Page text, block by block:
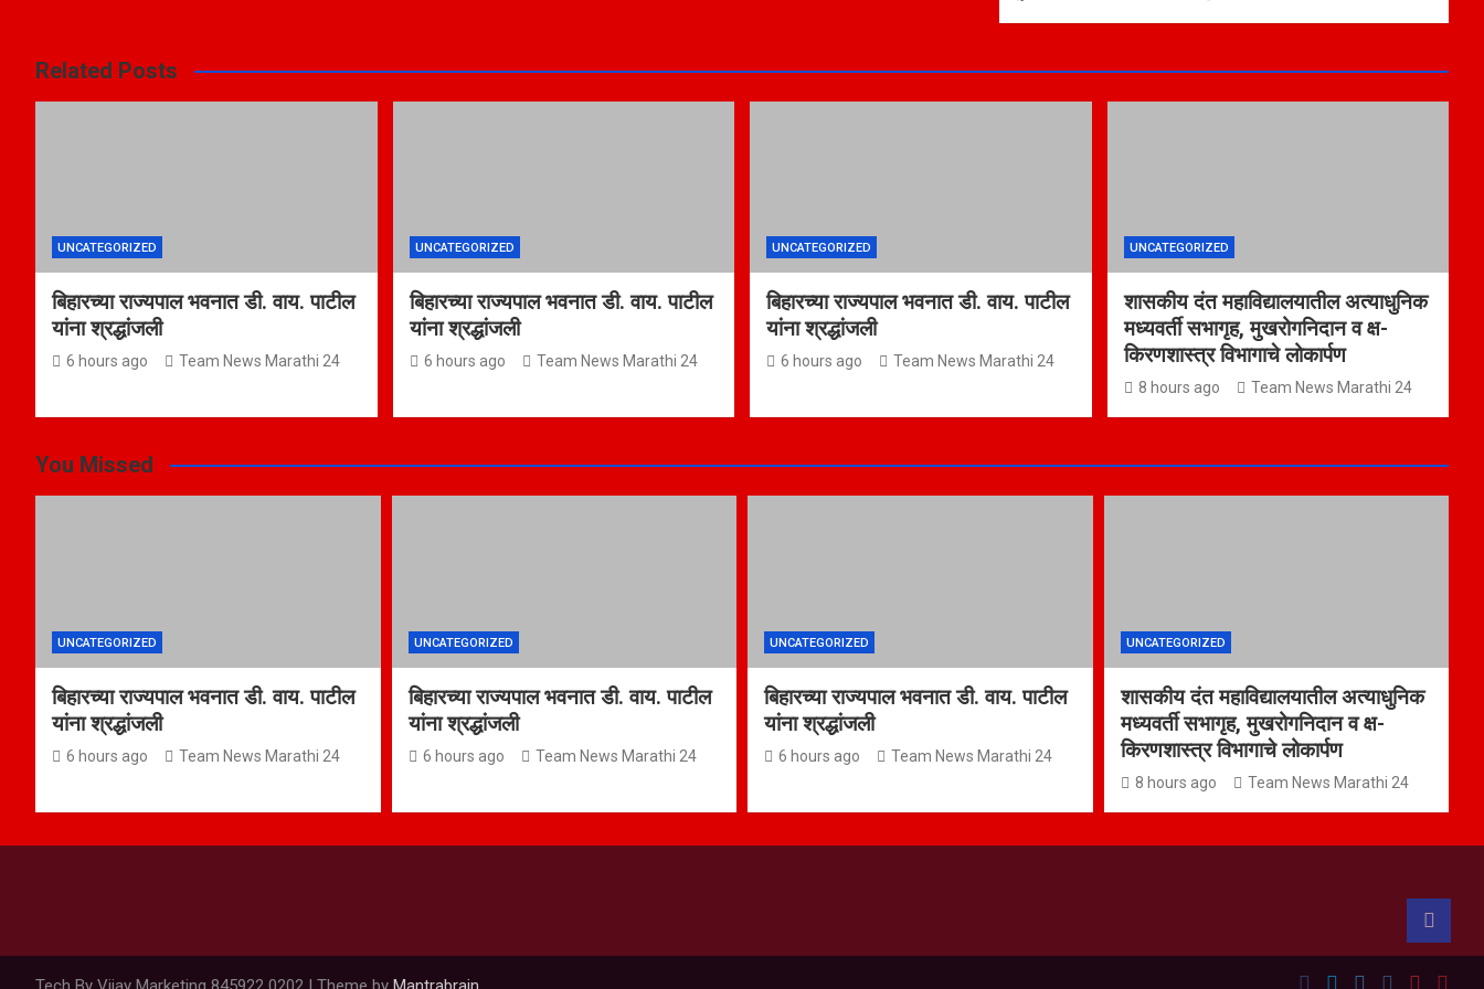
Related Posts
UNCATEGORIZED
बिहारच्या राज्यपाल भवनात डी. वाय. पाटील
यांना श्रद्धांजली
6 hours ago Team News Marathi 24
UNCATEGORIZED
बिहारच्या राज्यपाल भवनात डी. वाय. पाटील
यांना श्रद्धांजली
6 hours ago Team News Marathi 24
UNCATEGORIZED
बिहारच्या राज्यपाल भवनात डी. वाय. पाटील
यांना श्रद्धांजली
6 hours ago Team News Marathi 24
UNCATEGORIZED
शासकीय दंत महाविद्यालयातील अत्याधुनिक
मध्यवर्ती सभागृह, मुखरोगनिदान व क्ष-
किरणशास्त्र विभागाचे लोकार्पण
8 hours ago Team News Marathi 24
You Missed
UNCATEGORIZED
बिहारच्या राज्यपाल भवनात डी. वाय. पाटील
यांना श्रद्धांजली
6 hours ago Team News Marathi 24
UNCATEGORIZED
बिहारच्या राज्यपाल भवनात डी. वाय. पाटील
यांना श्रद्धांजली
6 hours ago Team News Marathi 24
UNCATEGORIZED
बिहारच्या राज्यपाल भवनात डी. वाय. पाटील
यांना श्रद्धांजली
6 hours ago Team News Marathi 24
UNCATEGORIZED
शासकीय दंत महाविद्यालयातील अत्याधुनिक
मध्यवर्ती सभागृह, मुखरोगनिदान व क्ष-
किरणशास्त्र विभागाचे लोकार्पण
8 hours ago Team News Marathi 24